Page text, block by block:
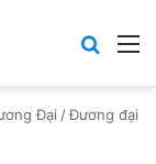
Đại /Đương đại